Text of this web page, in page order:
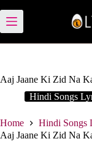
to
content
Aaj Jaane Ki Zid Na
Hindi Songs
Home
Hindi Songs
Aaj Jaane Ki Zid Na